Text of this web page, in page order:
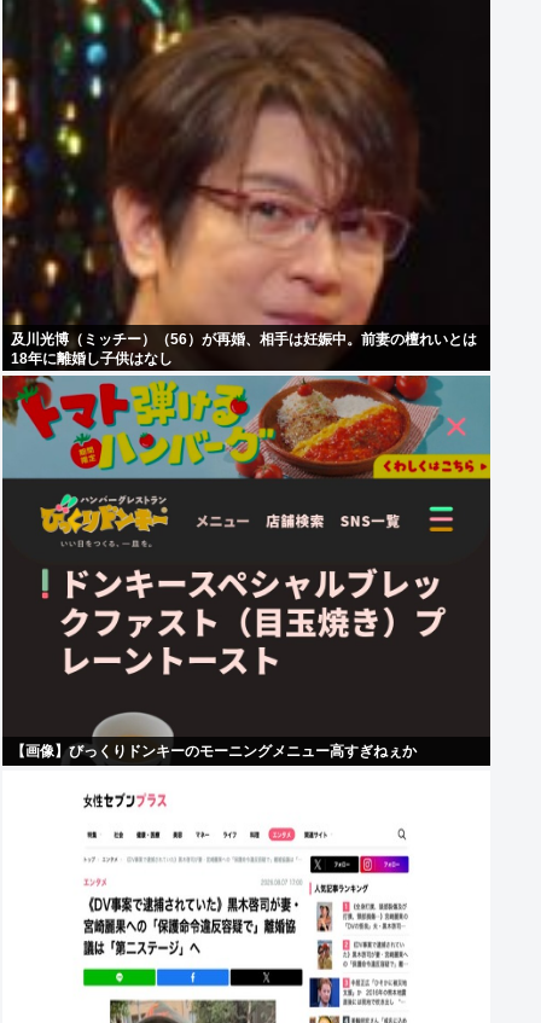
及川光博（ミッチー）（56）が再婚、相手は妊娠中。前妻の檀れいとは
18年に離婚し子供はなし
【画像】びっくりドンキーのモーニングメニュー高すぎねぇか